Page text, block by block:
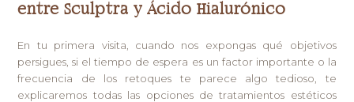
entre Sculptra y Ácido Hialurónico
En tu primera visita, cuando nos expongas qué objetivos
persigues, si el tiempo de espera es un factor importante o la
frecuencia de los retoques te parece algo tedioso, te
explicaremos todas las opciones de tratamientos estéticos